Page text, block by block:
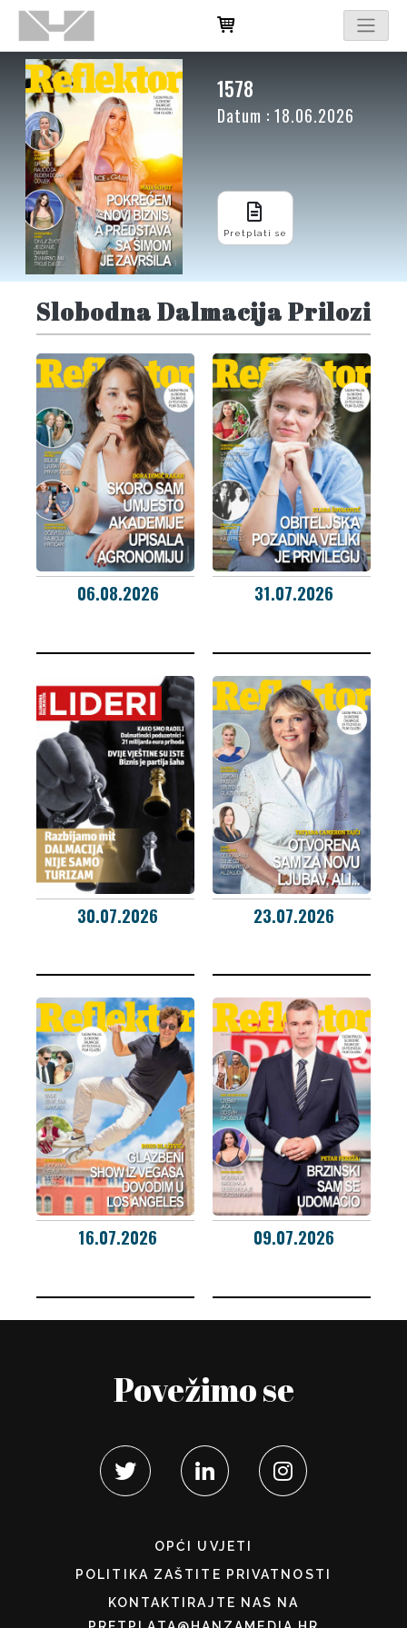
1578
Datum : 18.06.2026
Pretplati se
Slobodna Dalmacija Prilozi
06.08.2026 31.07.2026
30.07.2026 23.07.2026
16.07.2026 09.07.2026
Povežimo se
OPĆI UVJETI
POLITIKA ZAŠTITE PRIVATNOSTI
KONTAKTIRAJTE NAS NA